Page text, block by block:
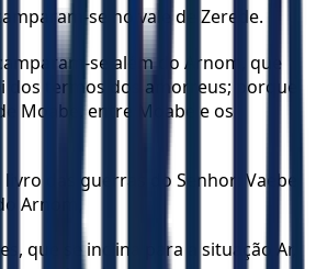
se no vale de Zerede.
se além do Arnom, que
dos termos dos amorreus; porque
Moabe, entre Moabe e os
das guerras do Senhor: Vaebe
Arnom,
que se inclina para a situação Ar,